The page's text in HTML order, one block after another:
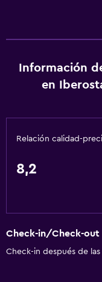
Minibar
Bar de tapas
Tetera/cafetera
La comida se puede
Servicios y
Cajero automático/
Centro de negocios
Información
en
Relación calidad-
8,2
Check-in/Check-out
Check-in después de